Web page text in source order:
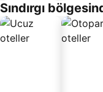
Sındırgı